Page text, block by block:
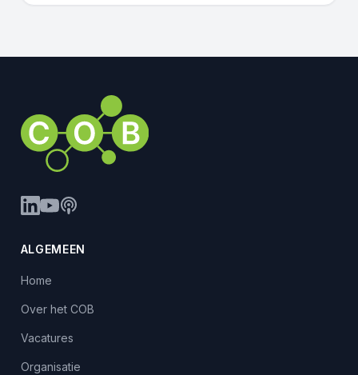
ALGEMEEN
Home
Over het COB
Vacatures
Organisatie